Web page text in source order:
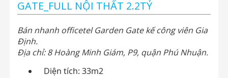
GATE_FULL NỘI THẤT 2.2TỶ
Bán nhanh officetel Garden Gate kế công viên Gia
Định.
Địa chỉ: 8 Hoàng Minh Giám, P9, quận Phú Nhuận.
Diện tích: 33m2